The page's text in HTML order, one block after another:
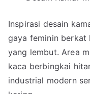
Inspirasi desain
gaya feminin berkat
yang lembut. Area
kaca berbingkai
industrial modern